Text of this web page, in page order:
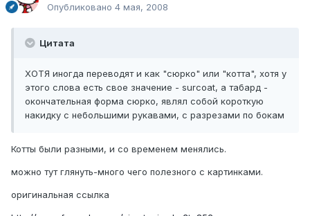
Опубликовано 4 мая, 2008
Цитата
ХОТЯ иногда переводят и как "сюрко" или "котта", хотя у
этого слова есть свое значение - surcoat, а табард -
окончательная форма сюрко, являл собой короткую
накидку с небольшими рукавами, с разрезами по бокам
Котты были разными, и со временем менялись.
можно тут глянуть-много чего полезного с картинками.
оригинальная ссылка